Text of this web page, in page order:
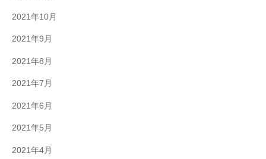
2021年10月
2021年9月
2021年8月
2021年7月
2021年6月
2021年5月
2021年4月